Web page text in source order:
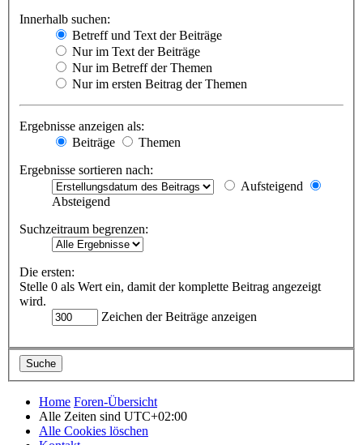
Innerhalb suchen:
Betreff und Text der Beiträge
Nur im Text der Beiträge
Nur im Betreff der Themen
Nur im ersten Beitrag der Themen
Ergebnisse anzeigen als:
Beiträge
Themen
Ergebnisse sortieren nach:
Aufsteigend
Absteigend
Suchzeitraum begrenzen:
Die ersten:
Stelle 0 als Wert ein, damit der komplette Beitrag angezeigt
wird.
Zeichen der Beiträge anzeigen
Home Foren-Übersicht
Alle Zeiten sind UTC+02:00
Alle Cookies löschen